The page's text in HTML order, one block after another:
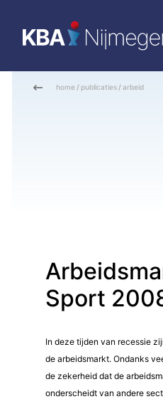
home / publicaties /arbeid
Sport
In deze tijden van recessie
de arbeidsmarkt. Ondanks
de zekerheid dat de
onderscheidt van andere